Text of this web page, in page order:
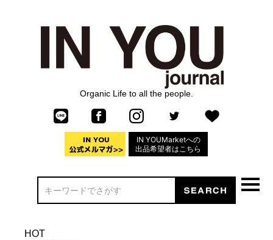
Organic Life to all the people.
IN YOUMarketへの
出品希望者はこちら
HOT